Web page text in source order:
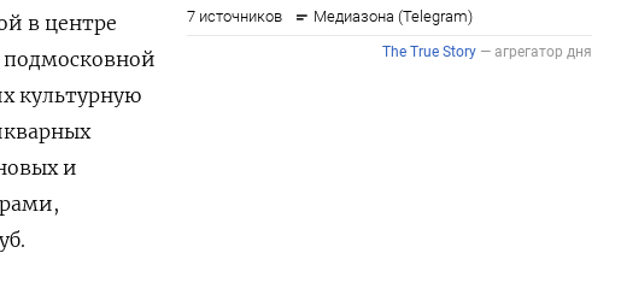
в центре
подмосковной
культурную
и